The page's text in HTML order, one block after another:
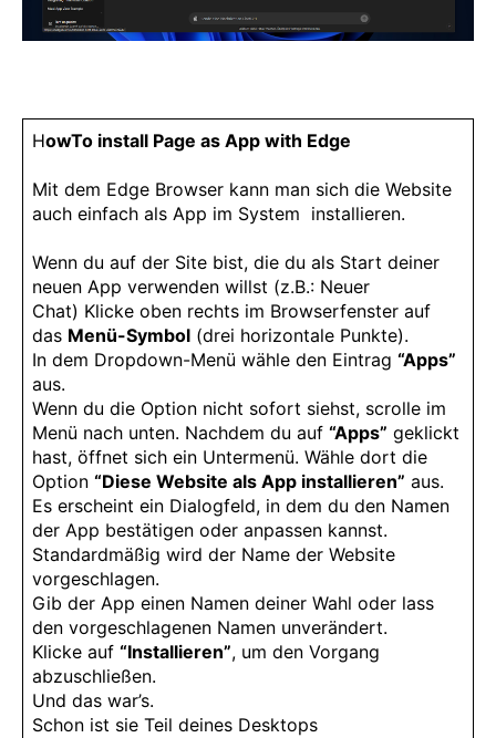
HowTo install Page as App with Edge
Mit dem Edge Browser kann man sich die Website
auch einfach als App im System installieren.
Wenn du auf der Site bist, die du als Start deiner
neuen App verwenden willst (z.B.: Neuer
Chat) Klicke oben rechts im Browserfenster auf
das Menü-Symbol (drei horizontale Punkte).
In dem Dropdown-Menü wähle den Eintrag “Apps”
aus.
Wenn du die Option nicht sofort siehst, scrolle im
Menü nach unten. Nachdem du auf “Apps” geklickt
hast, öffnet sich ein Untermenü. Wähle dort die
Option “Diese Website als App installieren” aus.
Es erscheint ein Dialogfeld, in dem du den Namen
der App bestätigen oder anpassen kannst.
Standardmäßig wird der Name der Website
vorgeschlagen.
Gib der App einen Namen deiner Wahl oder lass
den vorgeschlagenen Namen unverändert.
Klicke auf “Installieren”, um den Vorgang
abzuschließen.
Und das war’s.
Schon ist sie Teil deines Desktops